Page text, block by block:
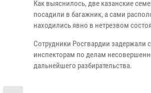
Как выяснилось, две казанские
посадили в багажник, а сами
находились явно в нетрезвом
Сотрудники Росгвардии
инспекторам по делам
дальнейшего разбирательства.